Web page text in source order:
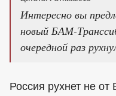
Интересно вы
новый БАМ-
очередной раз
Россия рухнет не